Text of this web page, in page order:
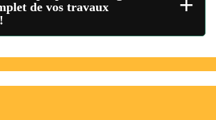
de vos travaux